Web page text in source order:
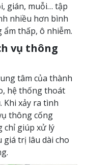
gián, muỗi… tập
nhiều hơn bình
thấp, ô nhiễm.
vụ thông
tâm của thành
hệ thống thoát
Khi xảy ra tình
thông cống
chỉ giúp xử lý
giá trị lâu dài cho